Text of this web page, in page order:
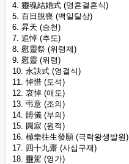
4. 靈魂結婚式 (영혼결혼식)
5. 百日脫喪 (백일탈상)
6. 昇天 (승천)
7. 追悼 (추도)
8. 慰靈祭 (위령제)
9. 慰靈 (위령)
10. 永訣式 (영결식)
11. 悼惜 (도석)
12. 哀悼 (애도)
13. 弔意 (조의)
14. 賻儀 (부의)
15. 圓寂 (원적)
16. 極樂往生發願 (극락왕생발원)
17. 四十九齋 (사십구재)
18. 靈駕 (영가)